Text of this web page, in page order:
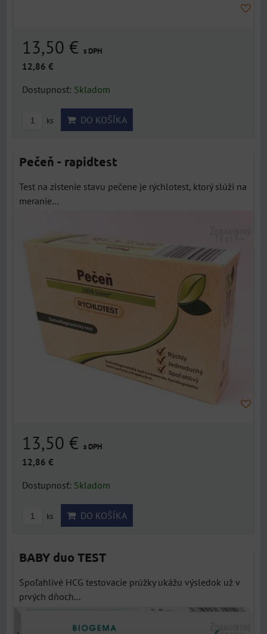
13,50 € s DPH
12,86 €
Dostupnosť: Skladom
ks DO KOŠÍKA
Pečeň - rapidtest
Test na zistenie stavu pečene je rýchlotest, ktorý slúži na
meranie...
13,50 € s DPH
12,86 €
Dostupnosť: Skladom
ks DO KOŠÍKA
BABY duo TEST
Spoľahlivé HCG testovacie prúžky ukážu výsledok už v
prvých dňoch...